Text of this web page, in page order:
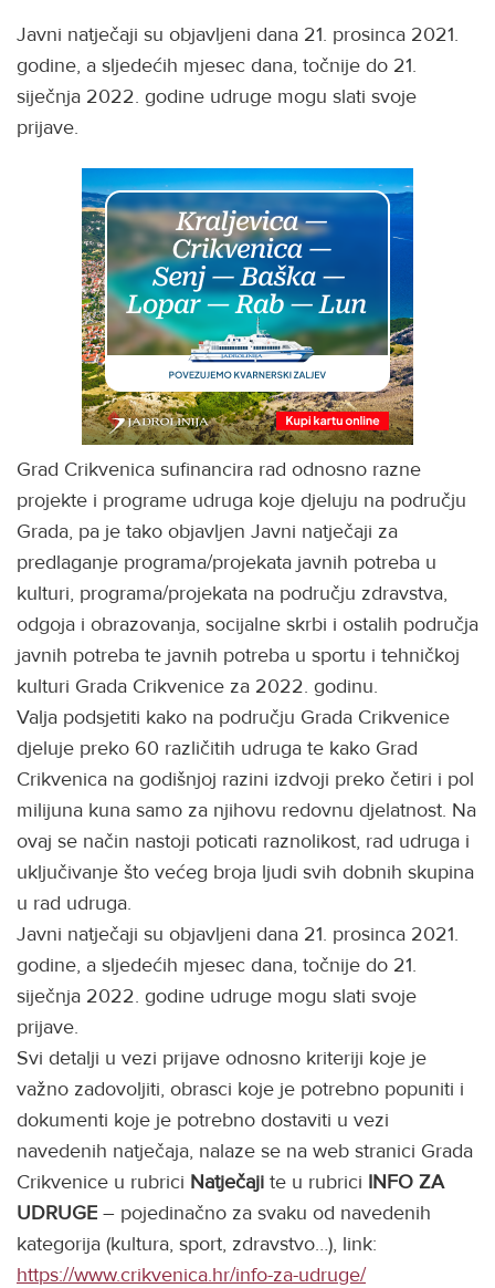
Javni natječaji su objavljeni dana 21. prosinca 2021.
godine, a sljedećih mjesec dana, točnije do 21.
siječnja 2022. godine udruge mogu slati svoje
prijave.
Grad Crikvenica sufinancira rad odnosno razne
projekte i programe udruga koje djeluju na području
Grada, pa je tako objavljen Javni natječaji za
predlaganje programa/projekata javnih potreba u
kulturi, programa/projekata na području zdravstva,
odgoja i obrazovanja, socijalne skrbi i ostalih područja
javnih potreba te javnih potreba u sportu i tehničkoj
kulturi Grada Crikvenice za 2022. godinu.
Valja podsjetiti kako na području Grada Crikvenice
djeluje preko 60 različitih udruga te kako Grad
Crikvenica na godišnjoj razini izdvoji preko četiri i pol
milijuna kuna samo za njihovu redovnu djelatnost. Na
ovaj se način nastoji poticati raznolikost, rad udruga i
uključivanje što većeg broja ljudi svih dobnih skupina
u rad udruga.
Javni natječaji su objavljeni dana 21. prosinca 2021.
godine, a sljedećih mjesec dana, točnije do 21.
siječnja 2022. godine udruge mogu slati svoje
prijave.
Svi detalji u vezi prijave odnosno kriteriji koje je
važno zadovoljiti, obrasci koje je potrebno popuniti i
dokumenti koje je potrebno dostaviti u vezi
navedenih natječaja, nalaze se na web stranici Grada
Crikvenice u rubrici Natječaji te u rubrici INFO ZA
UDRUGE – pojedinačno za svaku od navedenih
kategorija (kultura, sport, zdravstvo…), link:
https://www.crikvenica.hr/info-za-udruge/